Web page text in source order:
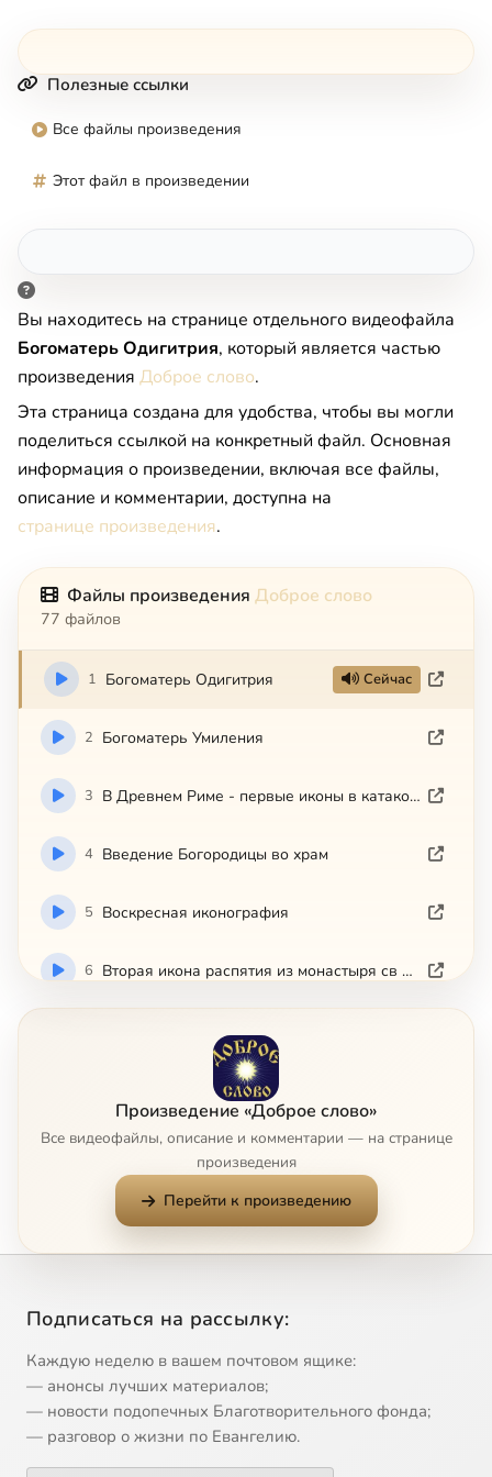
Полезные ссылки
Все файлы произведения
Этот файл в произведении
Вы находитесь на странице отдельного видеофайла
Богоматерь Одигитрия, который является частью
произведения Доброе слово.
Эта страница создана для удобства, чтобы вы могли
поделиться ссылкой на конкретный файл. Основная
информация о произведении, включая все файлы,
описание и комментарии, доступна на
странице произведения.
Файлы произведения Доброе слово
77 файлов
1 Богоматерь Одигитрия Сейчас
2 Богоматерь Умиления
3 В Древнем Риме - первые иконы в катакомбах
4 Введение Богородицы во храм
5 Воскресная иконография
6 Вторая икона распятия из монастыря св Екатерины на Синае
Георгий Победоносец(c)
9 Дейсисная икона монастыря святой Екатерины на Синае
Жены-мироносицы(c)
11 Заключительный обзор храма Святой Софии
12 Законы перспективы
13 Законы прямой и обратной перспективы
14 Изображение света святости
Произведение «Доброе слово»
Все видеофайлы, описание и комментарии — на странице
произведения
Перейти к произведению
Подписаться на рассылку:
Каждую неделю в вашем почтовом ящике:
— анонсы лучших материалов;
— новости подопечных Благотворительного фонда;
— разговор о жизни по Евангелию.